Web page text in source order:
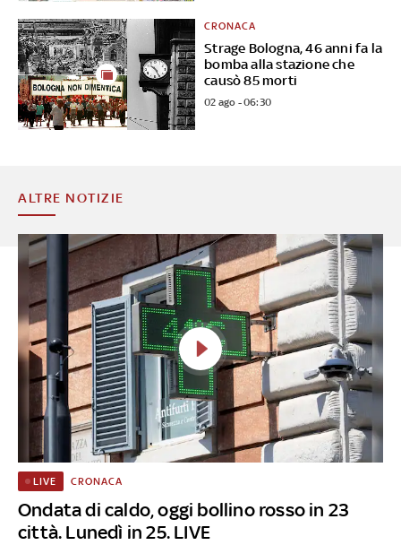
Strage Bologna, 46 anni fa la
bomba alla stazione che
causò 85 morti
CRONACA
02 ago - 06:30
ALTRE NOTIZIE
Ondata di caldo, oggi bollino rosso in 23
città. Lunedì in 25. LIVE
LIVE CRONACA